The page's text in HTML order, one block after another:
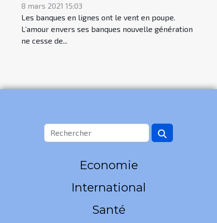
8 mars 2021 15:03
Les banques en lignes ont le vent en poupe.
L’amour envers ses banques nouvelle génération
ne cesse de...
Economie
International
Santé